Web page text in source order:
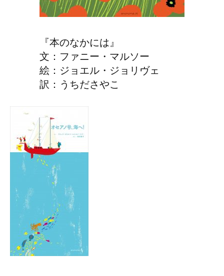
『本のなかには』
文：ファニー・マルソー
絵：ジョエル・ジョリヴェ
訳：うちださやこ